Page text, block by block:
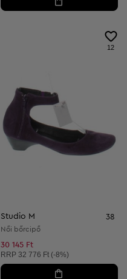
12
Studio M 38
Női bőrcipő
30 145 Ft
Ajánlott ár:
RRP 32 776 Ft (-8%)